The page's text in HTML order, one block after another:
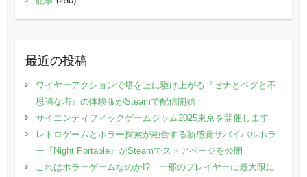
最近の投稿
ワイヤーアクションで塔を上に駆け上がる『セナとペグと不
思議な塔』の体験版がSteamで配信開始
サイエンティフィックゲームジャム2025東京を開催します
レトロゲームとホラー探索が融合する新感覚サバイバルホラ
ー『Night Portable』がSteamでストアページを公開
これはホラーゲームなのか!? 一部のプレイヤーに最大限に